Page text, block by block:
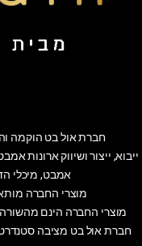
חברת אול בט הוקמה
ייבוא, ייצור ושיווק ארונות אמבט, מקלחונים,
אמבט, מיכלי
מוצרי החברה
מוצרי החברה הינם
חברת אול בט מציבה